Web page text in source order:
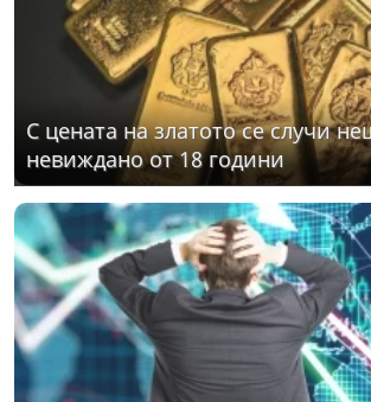
С цената на златото се случи
невиждано от 18 години